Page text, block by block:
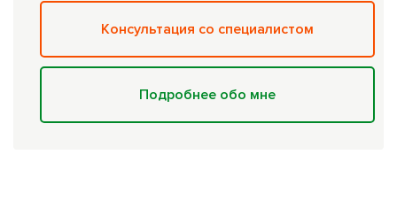
Консультация со специалистом
Подробнее обо мне